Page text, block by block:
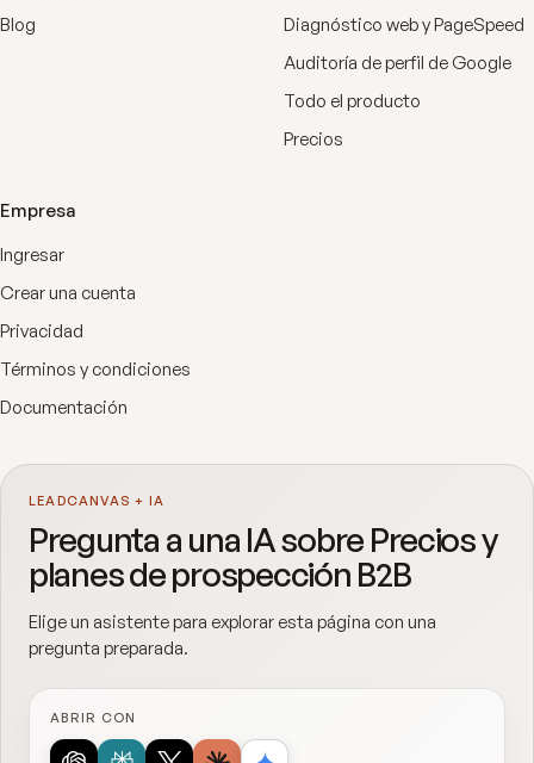
Blog
Diagnóstico web y PageSpeed
Auditoría de perfil de Google
Todo el producto
Precios
Empresa
Ingresar
Crear una cuenta
Privacidad
Términos y condiciones
Documentación
LEADCANVAS + IA
Pregunta a una IA sobre Precios y
planes de prospección B2B
Elige un asistente para explorar esta página con una
pregunta preparada.
ABRIR CON
ChatGPTPerplexity
Grok ClaudeGoogle AI